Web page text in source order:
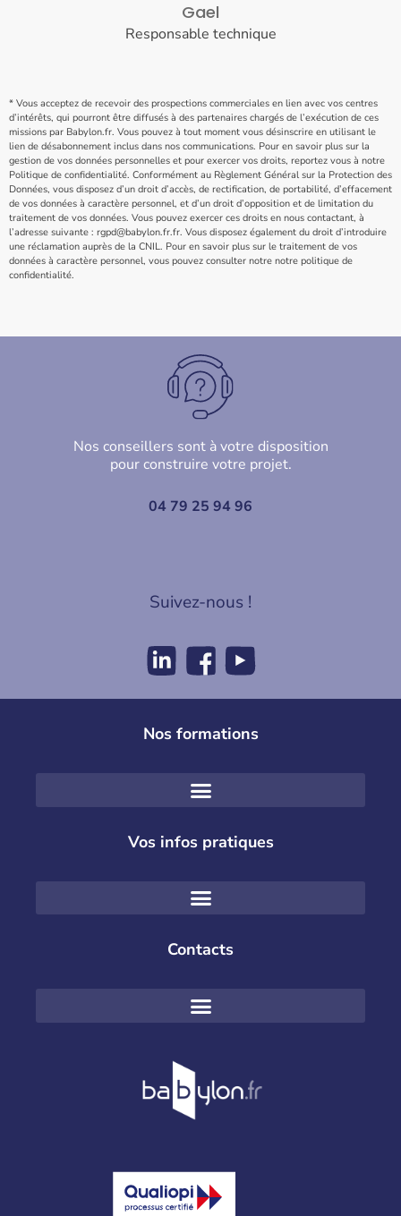
Gael
Responsable technique
* Vous acceptez de recevoir des prospections commerciales en lien avec vos centres
d’intérêts, qui pourront être diffusés à des partenaires chargés de l’exécution de ces
missions par Babylon.fr. Vous pouvez à tout moment vous désinscrire en utilisant le
lien de désabonnement inclus dans nos communications. Pour en savoir plus sur la
gestion de vos données personnelles et pour exercer vos droits, reportez vous à notre
Politique de confidentialité. Conformément au Règlement Général sur la Protection des
Données, vous disposez d’un droit d’accès, de rectification, de portabilité, d’effacement
de vos données à caractère personnel, et d’un droit d’opposition et de limitation du
traitement de vos données. Vous pouvez exercer ces droits en nous contactant, à
l’adresse suivante : rgpd@babylon.fr.fr. Vous disposez également du droit d’introduire
une réclamation auprès de la CNIL. Pour en savoir plus sur le traitement de vos
données à caractère personnel, vous pouvez consulter notre notre politique de
confidentialité.
Nos conseillers sont à votre disposition
pour construire votre projet.
04 79 25 94 96
Suivez-nous !
Nos formations
Vos infos pratiques
Contacts